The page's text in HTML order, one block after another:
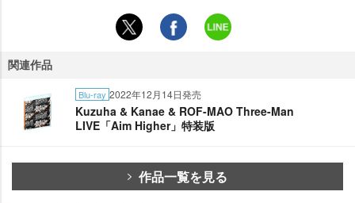
関連作品
Blu-ray 2022年12月14日発売
Kuzuha & Kanae & ROF-MAO Three-Man
LIVE「Aim Higher」特装版
作品一覧を見る